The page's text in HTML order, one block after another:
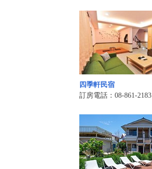
四季軒民宿
訂房電話：08-861-2183